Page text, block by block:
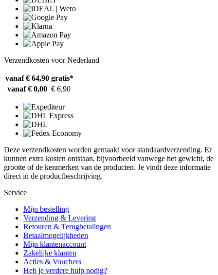
Verzendkosten voor Nederland
vanaf € 64,90 gratis*
vanaf € 0,00 € 6,90
Deze verzendkosten worden gemaakt voor standaardverzending. Er
kunnen extra kosten ontstaan, bijvoorbeeld vanwege het gewicht, de
grootte of de kenmerken van de producten. Je vindt deze informatie
direct in de productbeschrijving.
Service
Mijn bestelling
Verzending & Levering
Retouren & Terugbetalingen
Betaalmogelijkheden
Mijn klantenaccount
Zakelijke klanten
Acties & Vouchers
Heb je verdere hulp nodig?